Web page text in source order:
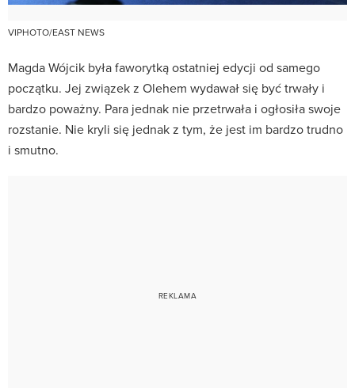
VIPHOTO/EAST NEWS
Magda Wójcik była faworytką ostatniej edycji od samego
początku. Jej związek z Olehem wydawał się być trwały i
bardzo poważny. Para jednak nie przetrwała i ogłosiła swoje
rozstanie. Nie kryli się jednak z tym, że jest im bardzo trudno
i smutno.